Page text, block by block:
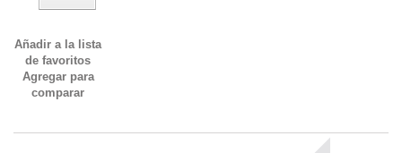
Añadir a la lista
de favoritos
Agregar para
comparar